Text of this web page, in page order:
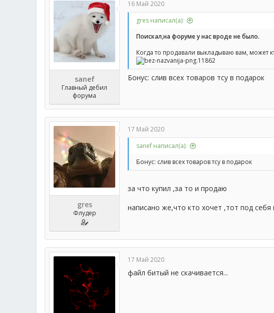
и
и
sanef
Главный дебил
форума
16 Май 2020
gres написал(а):
Поискал,на форуме у нас вроде не было.
Когда то продавали выкладываю вам, может
Бонус: слив всех товаров тсу в подарок
gres
Флудер
17 Май 2020
sanef написал(а):
Бонус: слив всех товаров тсу в подарок
за что купил ,за то и продаю
написано же,что кто хочет ,тот под себя
17 Май 2020
файл битый не скачивается...